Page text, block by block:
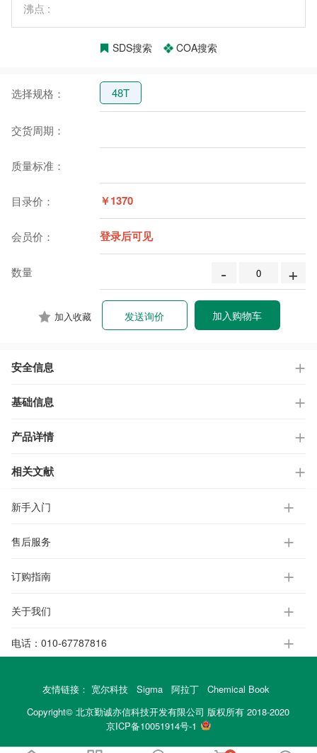
沸点 :
SDS搜索 COA搜索
选择规格： 48T
交货周期：
质量标准：
目录价： ￥1370
会员价： 登录后可见
数量 - +
加入收藏 加入购物车
发送询价
安全信息
基础信息
产品详情
相关文献
新手入门
售后服务
订购指南
关于我们
电话： 010-67787816
友情链接： 宽尔科技 Sigma 阿拉丁
Chemical Book
Copyright© 北京勤诚亦信科技开发有限公司 版权所有 2018-2020
京ICP备10051914号-1